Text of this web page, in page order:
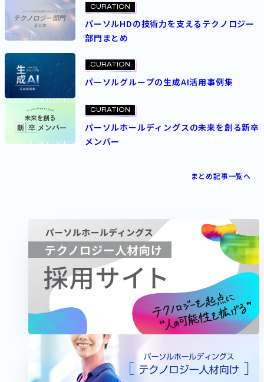
CURATION
パーソルHDの技術力を支えるテクノロジー
部門まとめ
CURATION
パーソルグループの生成AI活用事例集
CURATION
パーソルホールディングスの未来を創る新卒
メンバー
まとめ記事一覧へ